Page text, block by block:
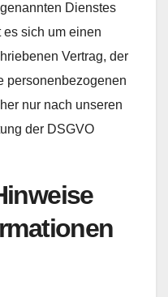
Dienstes
sich um einen
Vertrag, der
personenbezogenen
nur nach unseren
der DSGVO